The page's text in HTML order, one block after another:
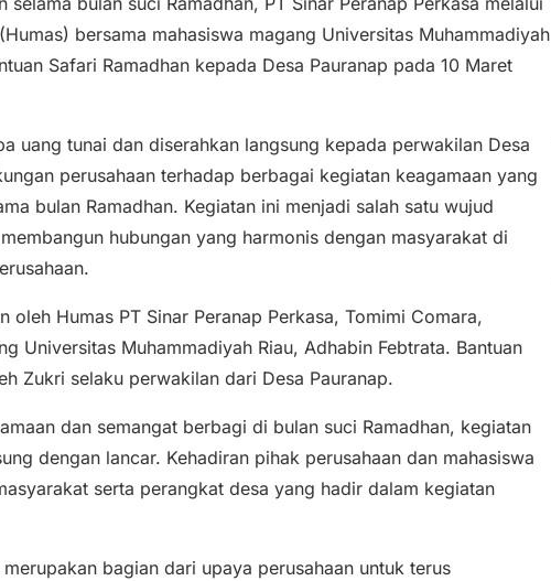
bersama mahasiswa magang Universitas Muhammadiyah
Safari Ramadhan kepada Desa Pauranap pada 10 Maret
uang tunai dan diserahkan langsung kepada perwakilan Desa
perusahaan terhadap berbagai kegiatan keagamaan yang
bulan Ramadhan. Kegiatan ini menjadi salah satu wujud
hubungan yang harmonis dengan masyarakat di
oleh Humas PT Sinar Peranap Perkasa, Tomimi Comara,
Universitas Muhammadiyah Riau, Adhabin Febtrata. Bantuan
Zukri selaku perwakilan dari Desa Pauranap.
dan semangat berbagi di bulan suci Ramadhan, kegiatan
dengan lancar. Kehadiran pihak perusahaan dan mahasiswa
serta perangkat desa yang hadir dalam kegiatan
bagian dari upaya perusahaan untuk terus